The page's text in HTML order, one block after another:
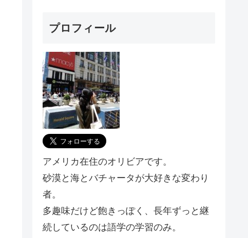
プロフィール
アメリカ在住のオリビアです。
砂漠と海とバチャータが大好きな変わり
者。
多趣味だけど飽きっぽく、長年ずっと継
続しているのは語学の学習のみ。